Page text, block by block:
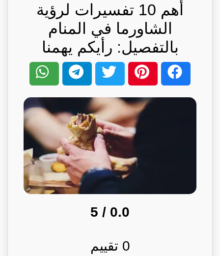
أهم 10 تفسيرات لرؤية
الشاورما في المنام
بالتفصيل: رأيكم يهمنا
0.0
/ 5
0 تقييم